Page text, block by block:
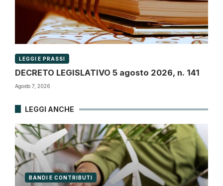
LEGGI E PRASSI
DECRETO LEGISLATIVO 5 agosto 2026, n. 141
Agosto 7, 2026
LEGGI ANCHE
BANDI E CONTRIBUTI